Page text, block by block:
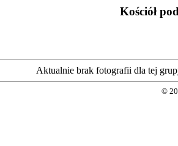
Kościół
Aktualnie brak fotografii dla tej
©